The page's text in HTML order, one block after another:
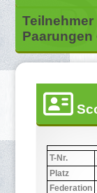
Teilnehmer
Paarungen
T-Nr.
Platz
Federation